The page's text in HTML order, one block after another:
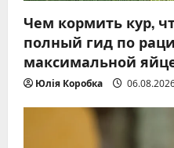
Чем кормить кур,
полный гид по
максимальной
Юлія Коробка